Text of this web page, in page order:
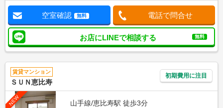
空室確認 無料 電話で問合せ
お店にLINEで相談する 無料
賃貸マンション
ＳＵＮ恵比寿
初期費用に注目
NEW
山手線/恵比寿駅 徒歩3分